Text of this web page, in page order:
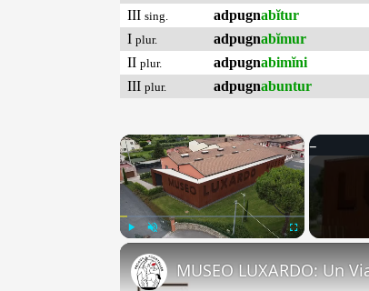
III sing. adpugnabĭtur
I plur. adpugnabĭmur
II plur. adpugnabimĭni
III plur. adpugnabuntur
×
MUSEO LUXARDO: Un